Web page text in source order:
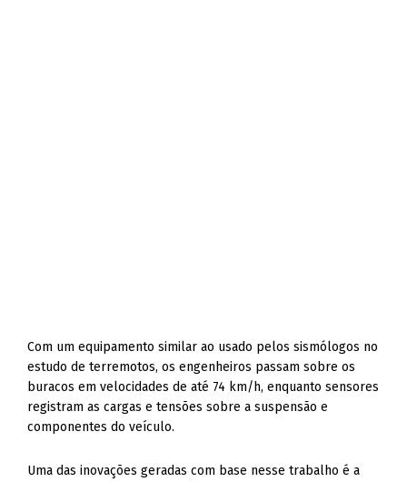
Com um equipamento similar ao usado pelos sismólogos no
estudo de terremotos, os engenheiros passam sobre os
buracos em velocidades de até 74 km/h, enquanto sensores
registram as cargas e tensões sobre a suspensão e
componentes do veículo.
Uma das inovações geradas com base nesse trabalho é a